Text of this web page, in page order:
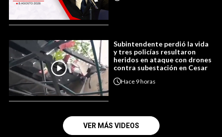
Subintendente perdió la vida
y tres policías resultaron
heridos en ataque con drones
contra subestación en Cesar
Hace 9 horas
VER MÁS VIDEOS